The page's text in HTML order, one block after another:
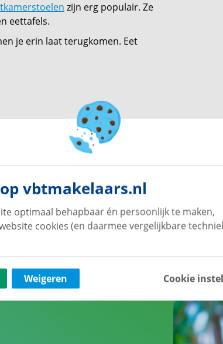
zijn erg populair. Ze
eettafels.
je erin laat terugkomen. Eet
vbtmakelaars.nl
optimaal behapbaar én persoonlijk te maken,
cookies (en daarmee vergelijkbare
Weigeren Cookie